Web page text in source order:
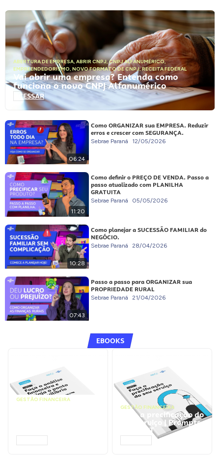
ABERTURA DE EMPRESA, ABRIR CNPJ,CNPJ ALFANUMÉRICO,
EMPREENDEDORISMO, NOVO FORMATO DE CNPJ,RECEITA FEDERAL
Vai abrir uma empresa? Entenda como
funciona o novo CNPJ Alfanumérico
ACESSAR
06:24
Como ORGANIZAR sua EMPRESA. Reduzir
erros e crescer com SEGURANÇA.
Sebrae Paraná 12/05/2026
11:20
Como definir o PREÇO DE VENDA. Passo a
passo atualizado com PLANILHA
GRATUITA
Sebrae Paraná 05/05/2026
10:28
Como planejar a SUCESSÃO FAMILIAR do
NEGÓCIO.
Sebrae Paraná 28/04/2026
07:43
Passo a passo para ORGANIZAR sua
PROPRIEDADE RURAL
Sebrae Paraná 21/04/2026
EBOOKS
GESTÃO FINANCEIRA
GESTÃO FINANCEIRA
Faça a precificação do
seu serviço | Prompts
ChatGPT